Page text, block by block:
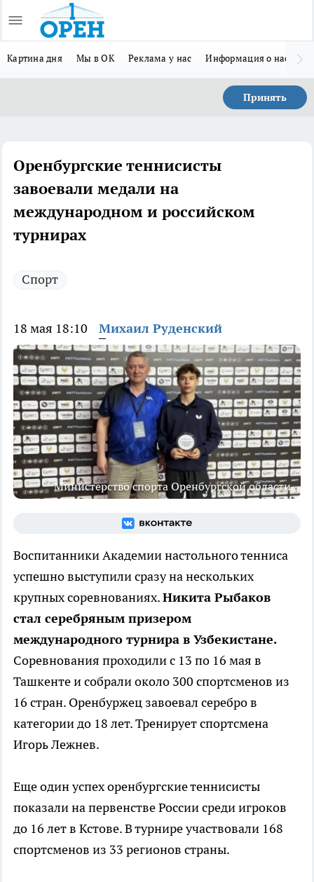
Картина дня Мы в ОК Реклама у нас Информация о нас
Принять
Оренбургские теннисисты
завоевали медали на
международном и российском
турнирах
Спорт
18 мая 18:10 Михаил Руденский
Министерство спорта Оренбургской области
Воспитанники Академии настольного тенниса
успешно выступили сразу на нескольких
крупных соревнованиях.Никита Рыбаков
стал серебряным призером
международного турнира в Узбекистане.
Соревнования проходили с 13 по 16 мая в
Ташкенте и собрали около 300 спортсменов из
16 стран. Оренбуржец завоевал серебро в
категории до 18 лет. Тренирует спортсмена
Игорь Лежнев.
Еще один успех оренбургские теннисисты
показали на первенстве России среди игроков
до 16 лет в Кстове. В турнире участвовали 168
спортсменов из 33 регионов страны.